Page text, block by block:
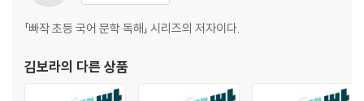
01 주성분
03 피동 표현과 사동 표현
04 음절의 끝소리 규칙
「빠작 초등 국어 문학 독해」 시리즈의 저자이다.
김보라의 다른 상품